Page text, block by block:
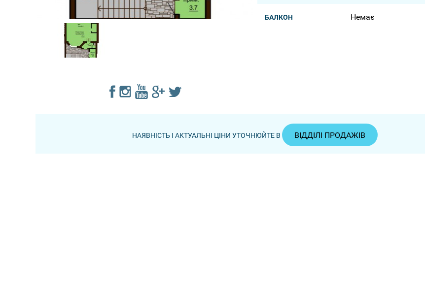
БАЛКОН Немає
НАЯВНІСТЬ І АКТУАЛЬНІ ЦІНИ УТОЧНЮЙТЕ В ВІДДІЛІ ПРОДАЖІВ